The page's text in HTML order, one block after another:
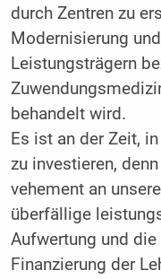
durch Zentren zu
Modernisierung
Leistungsträgern
behandelt wird.
Es ist an der Zeit,
zu investieren,
vehement an
überfällige
Aufwertung und
Finanzierung der